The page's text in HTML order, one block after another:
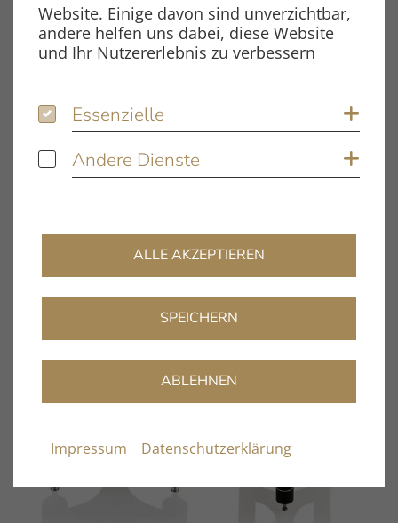
White Lacquer (auch in rotem
Black Aluminium parts & White Lacquer
Silver Aluminium part
Website. Einige davon sind unverzichtbar,
andere helfen uns dabei, diese Website
und Ihr Nutzererlebnis zu verbessern
Essenzielle
Essenzielle
Andere Dienste
Andere Dienste
ALLE AKZEPTIEREN
SPEICHERN
ABLEHNEN
Impressum Datenschutzerklärung